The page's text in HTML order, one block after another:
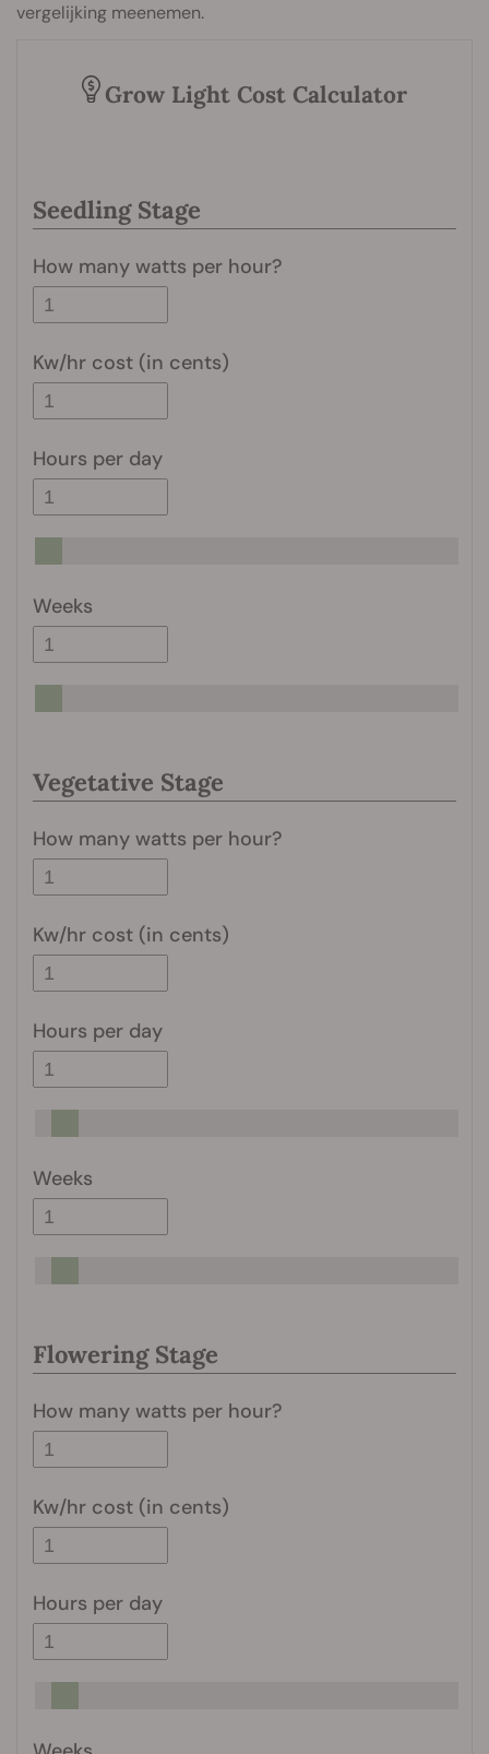
vergelijking meenemen.
Grow Light Cost Calculator
Seedling Stage
How many watts per hour?
Kw/hr cost (in cents)
Hours per day
Weeks
Vegetative Stage
How many watts per hour?
Kw/hr cost (in cents)
Hours per day
Weeks
Flowering Stage
How many watts per hour?
Kw/hr cost (in cents)
Hours per day